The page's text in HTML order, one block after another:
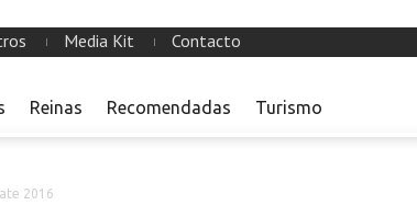
Media Kit Contacto
Reinas Recomendadas Turismo
2016